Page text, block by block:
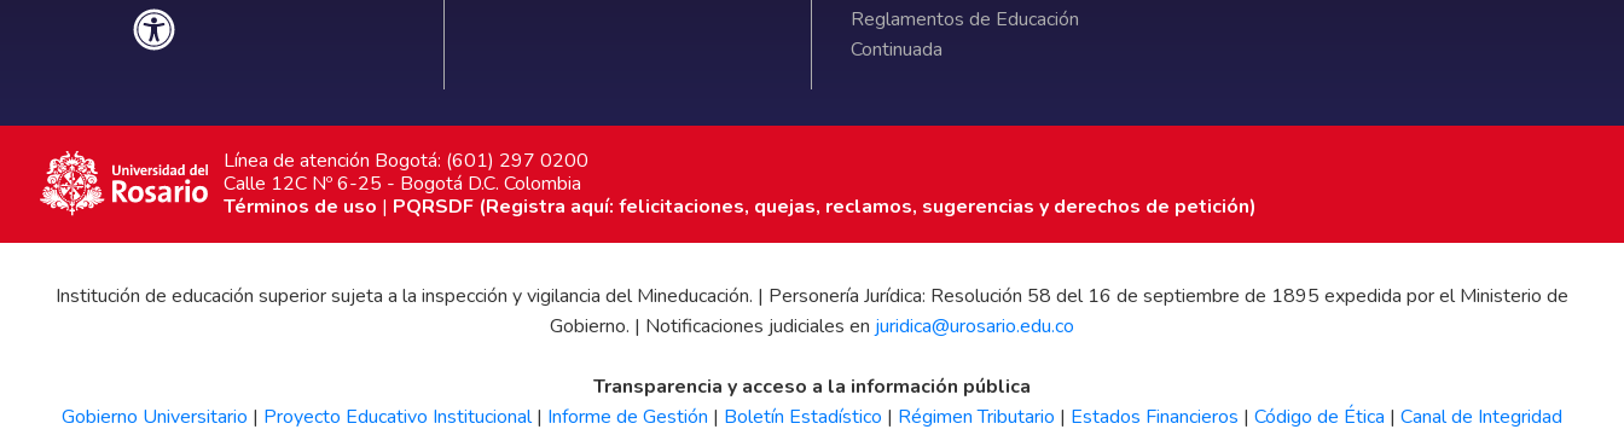
Reglamentos de Educación
Continuada
Línea de atención Bogotá: (601) 297 0200
Calle 12C Nº 6-25 - Bogotá D.C. Colombia
Términos de uso | PQRSDF (Registra aquí: felicitaciones, quejas, reclamos, sugerencias y derechos de petición)
Institución de educación superior sujeta a la inspección y vigilancia del Mineducación. | Personería Jurídica: Resolución 58 del 16 de septiembre de 1895 expedida por el Ministerio de
Gobierno. | Notificaciones judiciales en juridica@urosario.edu.co
Transparencia y acceso a la información pública
Gobierno Universitario | Proyecto Educativo Institucional| Informe de Gestión | Boletín Estadístico | Régimen Tributario | Estados Financieros | Código de Ética | Canal de Integridad